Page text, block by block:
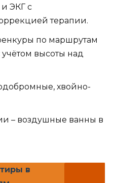
ЭКГ с
терапии.
по маршрутам
высоты над
хвойно-
– воздушные ванны в
в